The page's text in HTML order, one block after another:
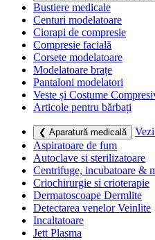
Bustiere medicale
Centuri modelatoare
Ciorapi de compresie
Compresie facială
Corsete modelatoare
Modelatoare brațe
Pantaloni modelatori
Veste și Costume
Articole pentru bărbați
❮ Aparatură medicală
Aspiratoare de fum
Autoclave si sterilizatoare
Centrifuge, incubatoare &
Criochirurgie si crioterapie
Dermatoscoape Dermlite
Detectarea venelor Veinlite
Incaltatoare
Jett Plasma